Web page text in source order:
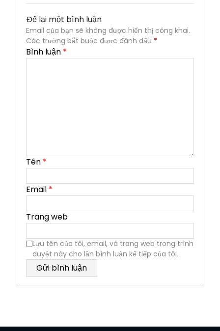
Để lại một bình luận
Email của bạn sẽ không được hiển thị công khai.
Các trường bắt buộc được đánh dấu *
Bình luận *
Tên *
Email *
Trang web
Lưu tên của tôi, email, và trang web trong trình
duyệt này cho lần bình luận kế tiếp của tôi.